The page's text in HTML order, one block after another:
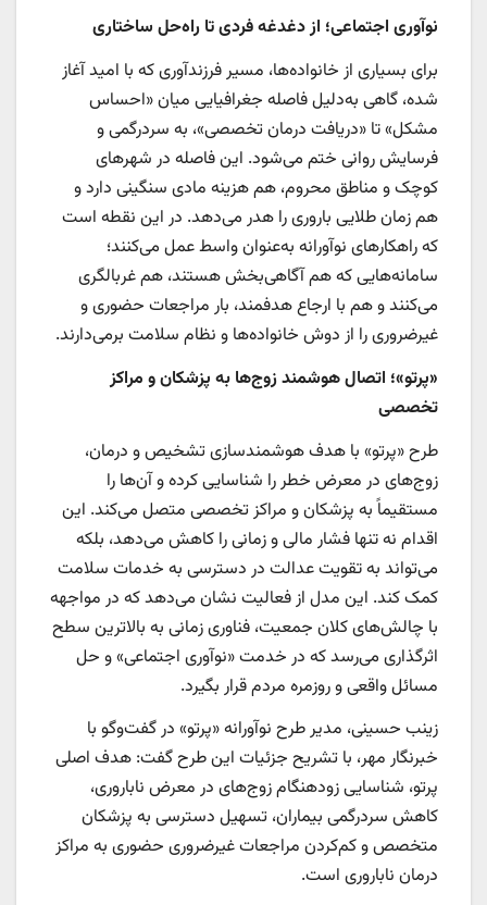
نوآوری اجتماعی؛ از دغدغه فردی تا راه‌حل ساختاری
برای بسیاری از خانواده‌ها، مسیر فرزندآوری که با امید آغاز
شده، گاهی به‌دلیل فاصله جغرافیایی میان «احساس
مشکل» تا «دریافت درمان تخصصی»، به سردرگمی و
فرسایش روانی ختم می‌شود. این فاصله در شهرهای
کوچک و مناطق محروم، هم هزینه مادی سنگینی دارد و
هم زمان طلایی باروری را هدر می‌دهد. در این نقطه است
که راهکارهای نوآورانه به‌عنوان واسط عمل می‌کنند؛
سامانه‌هایی که هم آگاهی‌بخش هستند، هم غربالگری
می‌کنند و هم با ارجاع هدفمند، بار مراجعات حضوری و
غیرضروری را از دوش خانواده‌ها و نظام سلامت برمی‌دارند.
«پرتو»؛ اتصال هوشمند زوج‌ها به پزشکان و مراکز
تخصصی
طرح «پرتو» با هدف هوشمندسازی تشخیص و درمان،
زوج‌های در معرض خطر را شناسایی کرده و آن‌ها را
مستقیماً به پزشکان و مراکز تخصصی متصل می‌کند. این
اقدام نه تنها فشار مالی و زمانی را کاهش می‌دهد، بلکه
می‌تواند به تقویت عدالت در دسترسی به خدمات سلامت
کمک کند. این مدل از فعالیت نشان می‌دهد که در مواجهه
با چالش‌های کلان جمعیت، فناوری زمانی به بالاترین سطح
اثرگذاری می‌رسد که در خدمت «نوآوری اجتماعی» و حل
مسائل واقعی و روزمره مردم قرار بگیرد.
زینب حسینی، مدیر طرح نوآورانه «پرتو» در گفت‌وگو با
خبرنگار مهر، با تشریح جزئیات این طرح گفت: هدف اصلی
پرتو، شناسایی زودهنگام زوج‌های در معرض ناباروری،
کاهش سردرگمی بیماران، تسهیل دسترسی به پزشکان
متخصص و کم‌کردن مراجعات غیرضروری حضوری به مراکز
درمان ناباروری است.